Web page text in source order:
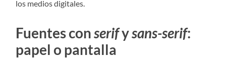
los medios digitales.
Fuentes conserifysans-serif:
papel o pantalla